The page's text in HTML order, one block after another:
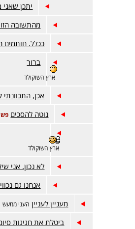
יתכן
מהתשובה
ככלל. חותמים
ברור
ארץ השוקולד
אכן,
נוטה להסכים
ארץ השוקולד
לא נכון. אני
אנחנו גם
מעניין לעניין העני ממעש
ביטלת את חגיגות